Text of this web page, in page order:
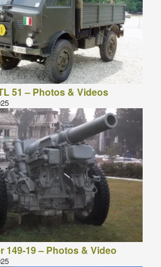
51 – Photos & Videos
149-19 – Photos & Video